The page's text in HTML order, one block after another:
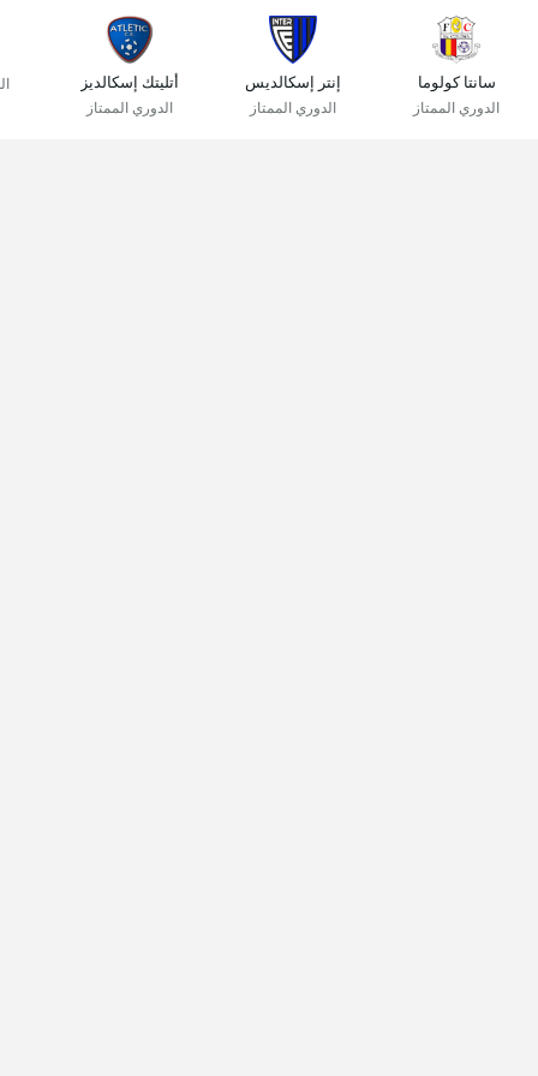
سانتا كولوما
الدوري الممتاز
إنتر إسكالديس
الدوري الممتاز
أتليتك إسكالديز
الدوري الممتاز